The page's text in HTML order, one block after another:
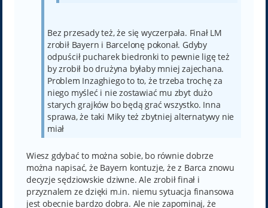
Bez przesady też, że się wyczerpała. Finał LM
zrobił Bayern i Barcelonę pokonał. Gdyby
odpuścił pucharek biedronki to pewnie ligę też
by zrobił bo drużyna byłaby mniej zajechana.
Problem Inzaghiego to to, że trzeba trochę za
niego myśleć i nie zostawiać mu zbyt dużo
starych grajków bo będą grać wszystko. Inna
sprawa, że taki Miky też zbytniej alternatywy nie
miał
Wiesz gdybać to można sobie, bo równie dobrze
można napisać, że Bayern kontuzje, że z Barca znowu
decyzje sędziowskie dziwne. Ale zrobił finał i
przyznalem ze dzięki m.in. niemu sytuacja finansowa
jest obecnie bardzo dobra. Ale nie zapominaj, że